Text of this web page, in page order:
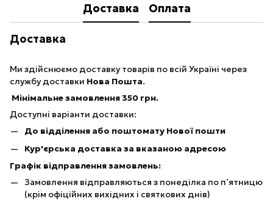
Доставка Оплата
Доставка
Ми здійснюємо доставку товарів по всій Україні через
службу доставки Нова Пошта.
Мінімальне замовлення 350 грн.
Доступні варіанти доставки:
До відділення або поштомату Нової пошти
Кур'єрська доставка за вказаною адресою
Графік відправлення замовлень:
Замовлення відправляються з понеділка по п’ятницю
(крім офіційних вихідних і святкових днів)